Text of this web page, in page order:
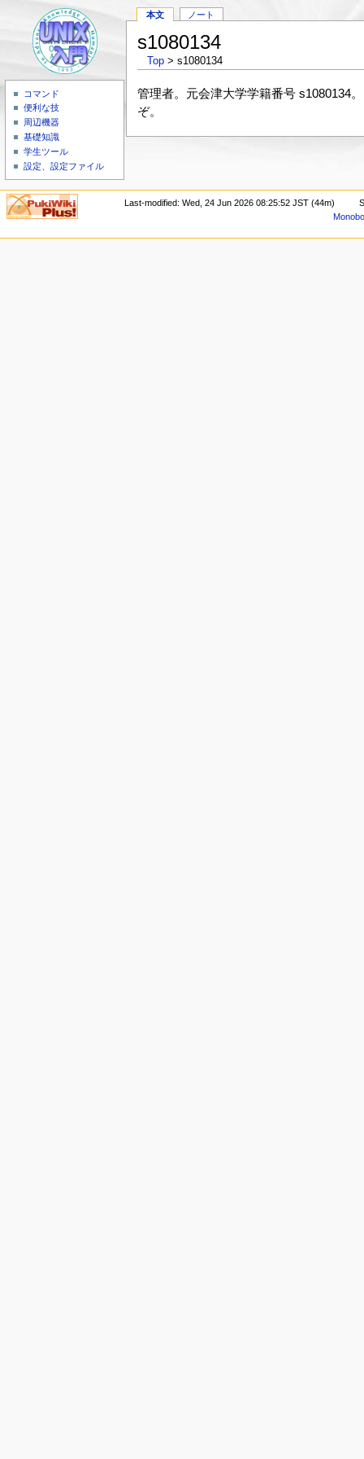
コマンド
便利な技
周辺機器
基礎知識
学生ツール
設定、設定ファイル
本文 ノート
s1080134
Top > s1080134
管理者。元会津大学学籍番号 s1080134
ぞ。
Last-modified: Wed, 24 Jun 2026 08:25:52 JST (44m)